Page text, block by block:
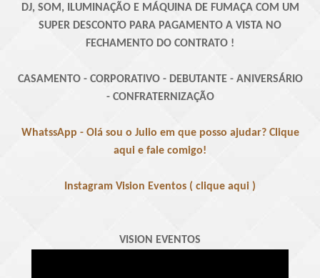
DJ, SOM, ILUMINAÇÃO E MÁQUINA DE FUMAÇA COM UM
SUPER DESCONTO PARA PAGAMENTO A VISTA NO
FECHAMENTO DO CONTRATO !
CASAMENTO - CORPORATIVO - DEBUTANTE - ANIVERSÁRIO
- CONFRATERNIZAÇÃO
WhatssApp - Olá sou o Julio em que posso ajudar? Clique
aqui e fale comigo!
Instagram Vision Eventos ( clique aqui )
VISION EVENTOS